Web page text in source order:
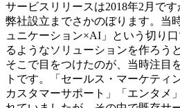
サービスリリースは2018年2月で
弊社設立までさかのぼります。当
ュニケーション×AI」という切り
るようなソリューションを作ろう
そこで目をつけたのが、当時注目
トです。「セールス・マーケティ
カスタマーサポート」「エンタメ